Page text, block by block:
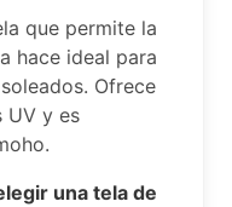
que permite la
hace ideal para
Ofrece
UV y es
una tela de